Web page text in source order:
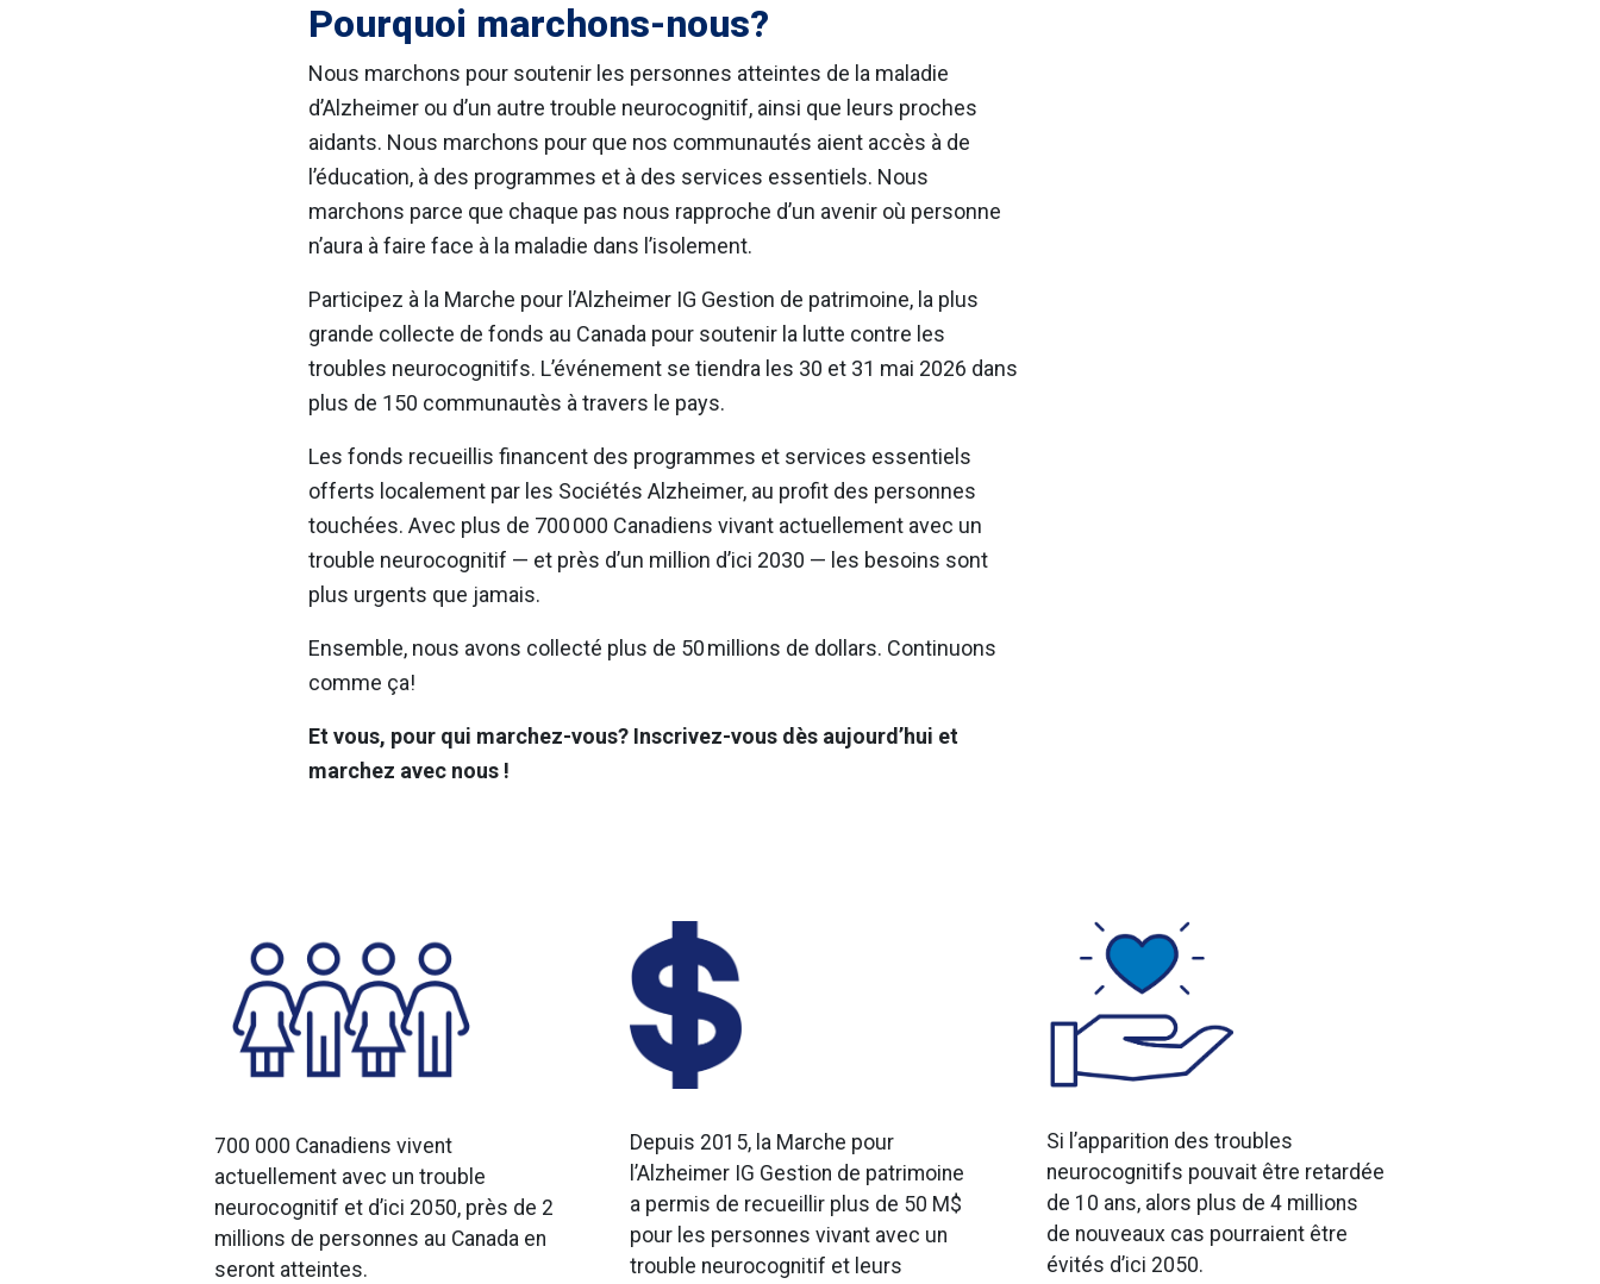
Pourquoi marchons-nous?
Nous marchons pour soutenir les personnes atteintes de la maladie
d’Alzheimer ou d’un autre trouble neurocognitif, ainsi que leurs proches
aidants. Nous marchons pour que nos communautés aient accès à de
l’éducation, à des programmes et à des services essentiels. Nous
marchons parce que chaque pas nous rapproche d’un avenir où personne
n’aura à faire face à la maladie dans l’isolement.
Participez à la Marche pour l’Alzheimer IG Gestion de patrimoine, la plus
grande collecte de fonds au Canada pour soutenir la lutte contre les
troubles neurocognitifs. L’événement se tiendra les 30 et 31 mai 2026 dans
plus de 150 communautès à travers le pays.
Les fonds recueillis financent des programmes et services essentiels
offerts localement par les Sociétés Alzheimer, au profit des personnes
touchées. Avec plus de 700 000 Canadiens vivant actuellement avec un
trouble neurocognitif — et près d’un million d’ici 2030 — les besoins sont
plus urgents que jamais.
Ensemble, nous avons collecté plus de 50 millions de dollars. Continuons
comme ça!
Et vous, pour qui marchez-vous? Inscrivez-vous dès aujourd’hui et
marchez avec nous !
700 000 Canadiens vivent
actuellement avec un trouble
neurocognitif et d’ici 2050, près de 2
millions de personnes au Canada en
seront atteintes.
Depuis 2015, la Marche pour
l’Alzheimer IG Gestion de patrimoine
a permis de recueillir plus de 50 M$
pour les personnes vivant avec un
trouble neurocognitif et leurs
Si l’apparition des troubles
neurocognitifs pouvait être retardée
de 10 ans, alors plus de 4 millions
de nouveaux cas pourraient être
évités d’ici 2050.